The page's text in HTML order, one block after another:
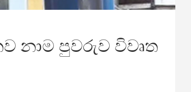
නාම පුව­රුව විවෘත